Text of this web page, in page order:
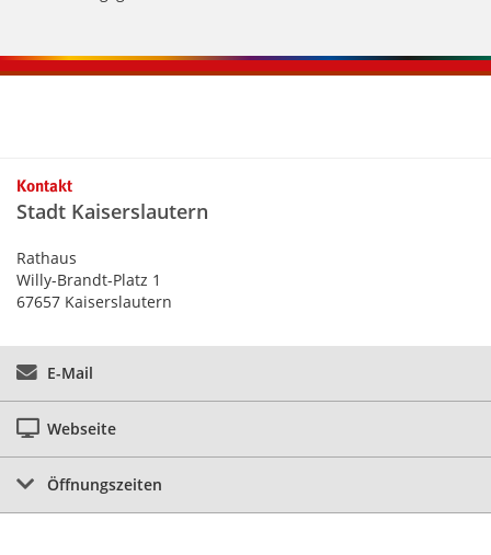
Kontaktinformationen und Weiterführendes
Kontakt
Stadt Kaiserslautern
Rathaus
Willy-Brandt-Platz 1
67657 Kaiserslautern
E-Mail
Webseite
Öffnungszeiten